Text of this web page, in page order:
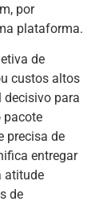
por
plataforma.
de
custos altos
decisivo para
pacote
precisa de
entregar
atitude
de